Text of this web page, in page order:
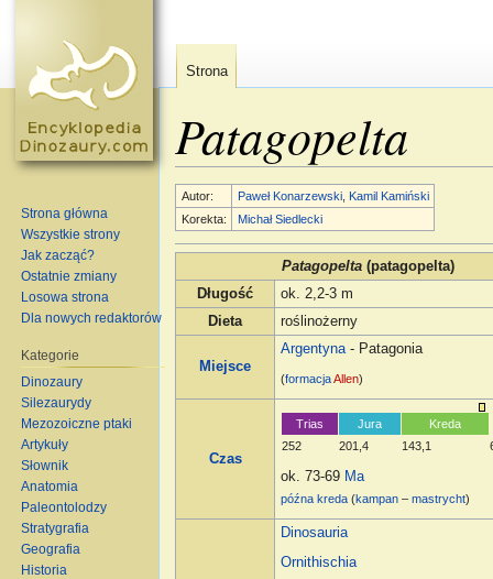
Patagopelta
Autor: Paweł Konarzewski,
Kamil Kamiński
Korekta:
Michał Siedlecki
Patagopelta(patagopelta)
Długość
ok. 2,2-3 m
Dieta
roślinożerny
Miejsce
Argentyna- Patagonia
(formacja Allen)
Czas
Trias
252
Jura
201,4
Kreda
143,1
ok. 73-69 Ma
późna kreda (kampan –mastrycht)
Dinosauria
Ornithischia
Strona
Strona główna
Wszystkie strony
Jak zacząć?
Ostatnie zmiany
Losowa strona
Dla nowych redaktorów
Kategorie
Dinozaury
Silezaurydy
Mezozoiczne ptaki
Artykuły
Słownik
Anatomia
Paleontolodzy
Stratygrafia
Geografia
Historia